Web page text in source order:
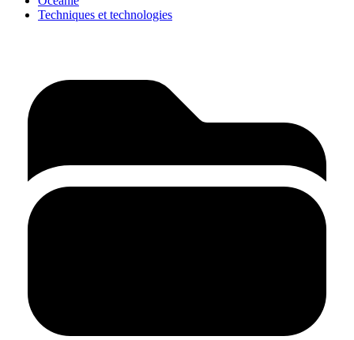
Techniques et technologies